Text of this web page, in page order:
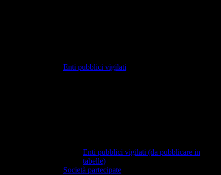
Enti pubblici vigilati
Enti pubblici vigilati (da pubblicare in
tabelle)
Società partecipate